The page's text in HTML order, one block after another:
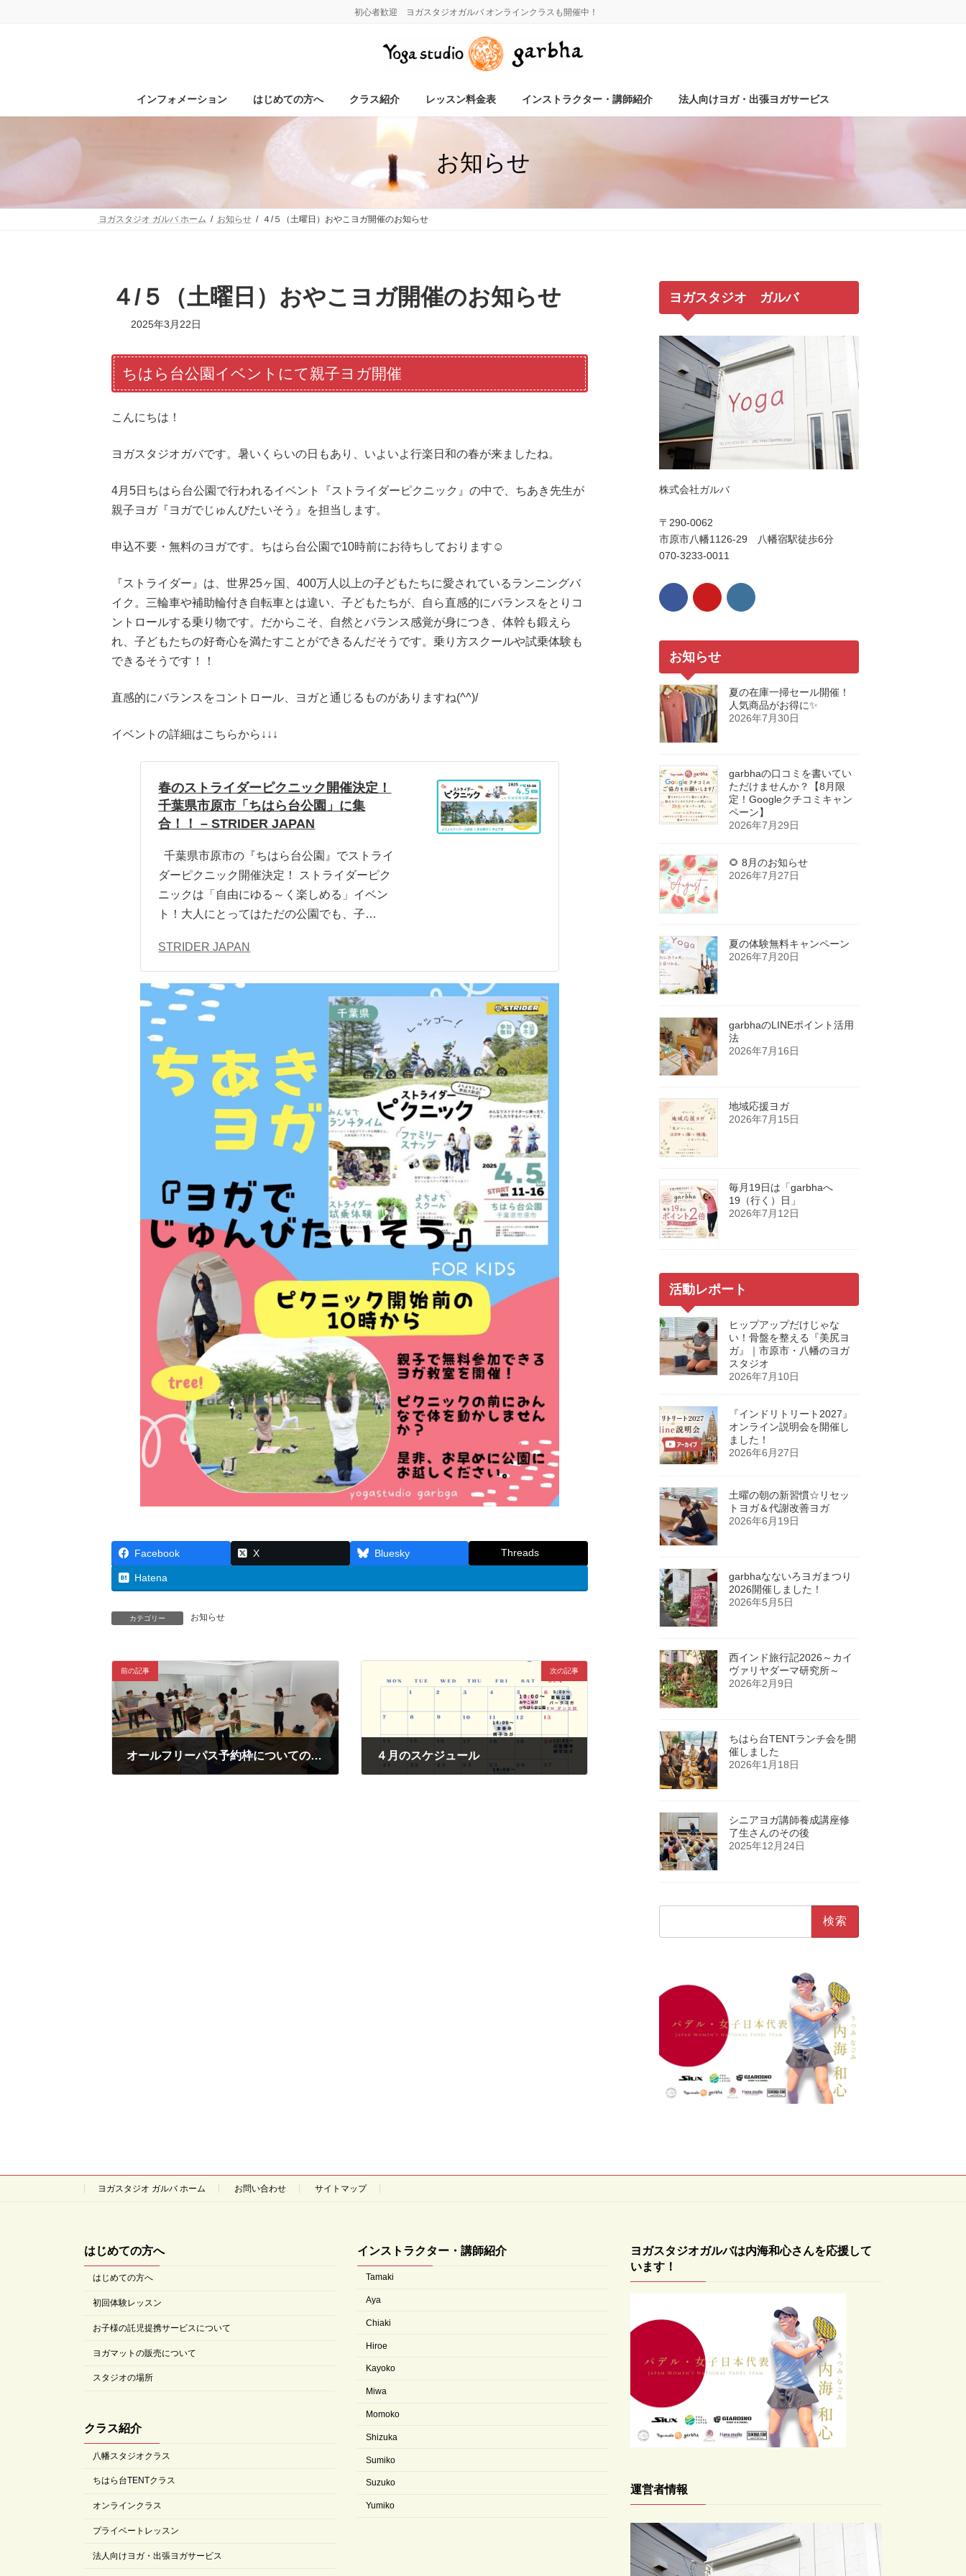
初心者歓迎 ヨガスタジオガルバ オンラインクラスも開催中！
インフォメーション はじめての方へ クラス紹介 レッスン料金表 インストラクター・講師紹介 法人向けヨガ・出張ヨガサービス
お知らせ
ヨガスタジオ ガルバ ホーム お知らせ ４/５（土曜日）おやこヨガ開催のお知らせ
４/５（土曜日）おやこヨガ開催のお知らせ
2025年3月22日
ちはら台公園イベントにて親子ヨガ開催
こんにちは！
ヨガスタジオガバです。暑いくらいの日もあり、いよいよ行楽日和の春が来ましたね。
4月5日ちはら台公園で行われるイベント『ストライダーピクニック』の中で、ちあき先生が
親子ヨガ『ヨガでじゅんびたいそう』を担当します。
申込不要・無料のヨガです。ちはら台公園で10時前にお待ちしております☺
『ストライダー』は、世界25ヶ国、400万人以上の子どもたちに愛されているランニングバ
イク。三輪車や補助輪付き自転車とは違い、子どもたちが、自ら直感的にバランスをとりコ
ントロールする乗り物です。だからこそ、自然とバランス感覚が身につき、体幹も鍛えら
れ、子どもたちの好奇心を満たすことができるんだそうです。乗り方スクールや試乗体験も
できるそうです！！
直感的にバランスをコントロール、ヨガと通じるものがありますね(^^)/
イベントの詳細はこちらから↓↓↓
春のストライダーピクニック開催決定！
千葉県市原市「ちはら台公園」に集
合！！ – STRIDER JAPAN
千葉県市原市の『ちはら台公園』でストライ
ダーピクニック開催決定！ ストライダーピク
ニックは「自由にゆる～く楽しめる」イベン
ト！大人にとってはただの公園でも、子…
STRIDER JAPAN
Facebook X Bluesky Threads
Hatena
カテゴリー お知らせ
前の記事
オールフリーパス予約枠についてのご案内
次の記事
４月のスケジュール
ヨガスタジオ ガルバ
株式会社ガルバ
〒290-0062
市原市八幡1126-29 八幡宿駅徒歩6分
070-3233-0011
お知らせ
夏の在庫一掃セール開催！
人気商品がお得に✨
2026年7月30日
garbhaの口コミを書いてい
ただけませんか？【8月限
定！Googleクチコミキャン
ペーン】
2026年7月29日
🌻 8月のお知らせ
2026年7月27日
夏の体験無料キャンペーン
2026年7月20日
garbhaのLINEポイント活用
法
2026年7月16日
地域応援ヨガ
2026年7月15日
毎月19日は「garbhaへ
19（行く）日」
2026年7月12日
活動レポート
ヒップアップだけじゃな
い！骨盤を整える『美尻ヨ
ガ』｜市原市・八幡のヨガ
スタジオ
2026年7月10日
『インドリトリート2027』
オンライン説明会を開催し
ました！
2026年6月27日
土曜の朝の新習慣☆リセッ
トヨガ＆代謝改善ヨガ
2026年6月19日
garbhaなないろヨガまつり
2026開催しました！
2026年5月5日
西インド旅行記2026～カイ
ヴァリヤダーマ研究所～
2026年2月9日
ちはら台TENTランチ会を開
催しました
2026年1月18日
シニアヨガ講師養成講座修
了生さんのその後
2025年12月24日
ヨガスタジオ ガルバ ホーム お問い合わせ サイトマップ
はじめての方へ
はじめての方へ
初回体験レッスン
お子様の託児提携サービスについて
ヨガマットの販売について
スタジオの場所
クラス紹介
八幡スタジオクラス
ちはら台TENTクラス
オンラインクラス
プライベートレッスン
法人向けヨガ・出張ヨガサービス
インストラクター・講師紹介
Tamaki
Aya
Chiaki
Hiroe
Kayoko
Miwa
Momoko
Shizuka
Sumiko
Suzuko
Yumiko
ヨガスタジオガルバは内海和心さんを応援して
います！
運営者情報